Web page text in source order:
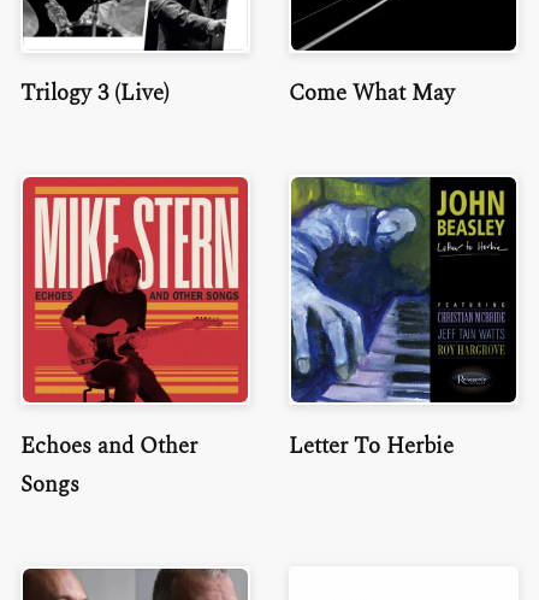
Trilogy 3 (Live) Come What May
Echoes and Other
Songs
Letter To Herbie